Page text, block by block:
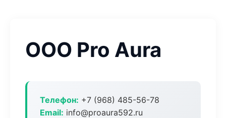
ООО Pro Aura
Телефон: +7 (968) 485-56-78
Email: info@proaura592.ru